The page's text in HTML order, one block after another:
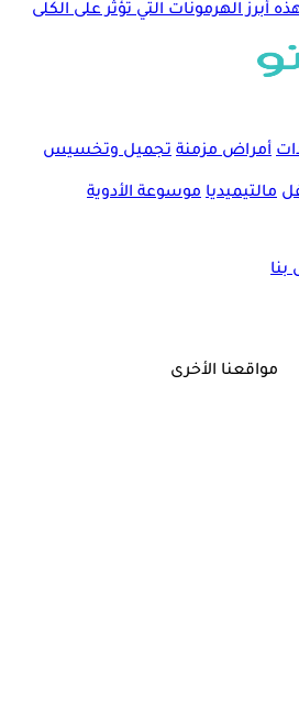
أبرز الهرمونات التي تؤثر على الكلى
أمراض مزمنة تجميل وتخسيس
مالتيميديا موسوعة الأدوية
بنا
مواقعنا الأخرى